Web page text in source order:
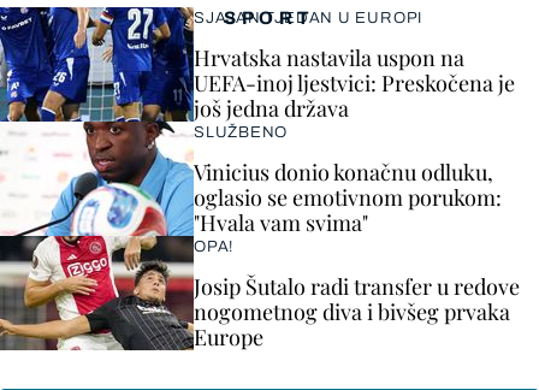
SPORT
SJAJAN TJEDAN U EUROPI
Hrvatska nastavila uspon na
UEFA-inoj ljestvici: Preskočena je
još jedna država
SLUŽBENO
Vinicius donio konačnu odluku,
oglasio se emotivnom porukom:
"Hvala vam svima"
OPA!
Josip Šutalo radi transfer u redove
nogometnog diva i bivšeg prvaka
Europe